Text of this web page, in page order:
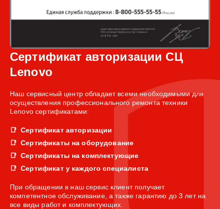
Сертификат авторизации СЦ
Lenovo
Наш сервисный центр обладает всеми необходимыми для
осуществления профессионального ремонта техники
Lenovo сертификатами:
Сертификат авторизации
Сертификаты на оборудование
Сертификаты на комплектующие
Сертификат у каждого специалиста
При обращении в наш сервис клиент получает
компетентное обслуживание, а также гарантию до 3 лет на
все виды работ и комплектующих.